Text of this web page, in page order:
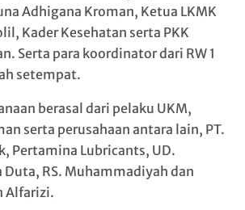
Adhigana Kroman, Ketua LKMK
Kader Kesehatan serta PKK
Serta para koordinator dari RW 1
setempat.
berasal dari pelaku UKM,
serta perusahaan antara lain, PT.
Pertamina Lubricants, UD.
Duta, RS. Muhammadiyah dan
Alfarizi.